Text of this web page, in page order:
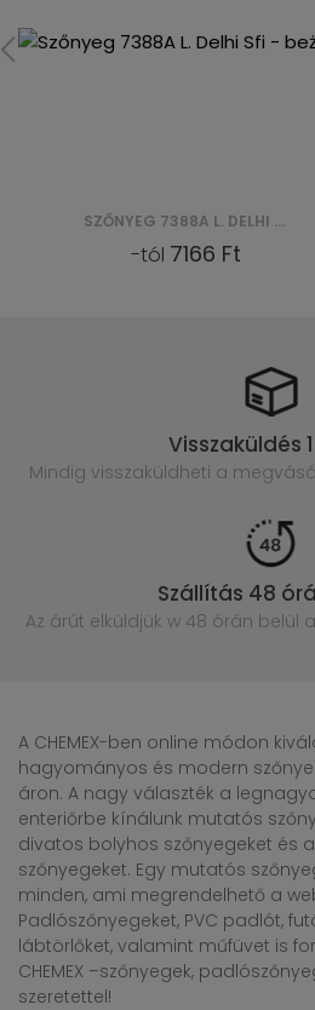
-tól3583 Ft
Visszaküldés
Mindig visszaküldheti a
Szállítás 48
Az árút elküldjük w 48 órán belül
A CHEMEX-ben online módon
hagyományos és modern
áron. A nagy választék a
enteriőrbe kínálunk mutatós
divatos bolyhos szőnyegeket és
szőnyegeket. Egy mutatós
minden, ami megrendelhető a
Padlószőnyegeket, PVC padlót,
lábtörlőket, valamint műfüvet is
CHEMEX –szőnyegek,
szeretettel!